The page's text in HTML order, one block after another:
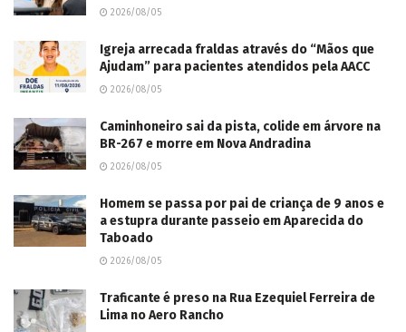
2026/08/05
Igreja arrecada fraldas através do “Mãos que
Ajudam” para pacientes atendidos pela AACC
2026/08/05
Caminhoneiro sai da pista, colide em árvore na
BR-267 e morre em Nova Andradina
2026/08/05
Homem se passa por pai de criança de 9 anos e
a estupra durante passeio em Aparecida do
Taboado
2026/08/05
Traficante é preso na Rua Ezequiel Ferreira de
Lima no Aero Rancho